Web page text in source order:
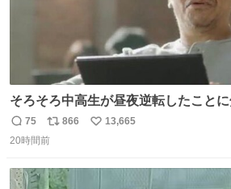
そろそろ中高生が昼夜逆転したこと
返
信
75
リ
ポ
ト
866
い
13,665
20時間前